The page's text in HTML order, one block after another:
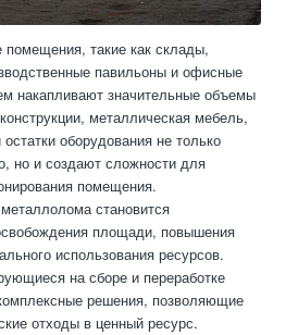
такие как склады,
павильоны и офисные
накапливают значительные объемы
металлическая мебель,
оборудования не только
но и создают сложности для
помещения.
становится
площади, повышения
использования ресурсов.
на сборе и переработке
решения, позволяющие
отходы в ценный ресурс.